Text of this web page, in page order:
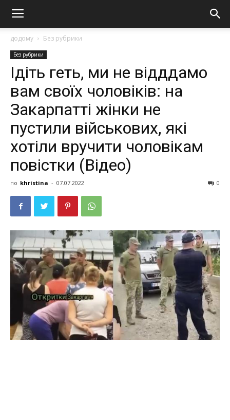
додому Без рубрики
Без рубрики
Ідіть геть, ми не відддамо
вам своїх чоловіків: на
Закарпатті жінки не
пустили військових, які
хотіли вручити чоловікам
повістки (Відео)
по khristina - 07.07.2022 0